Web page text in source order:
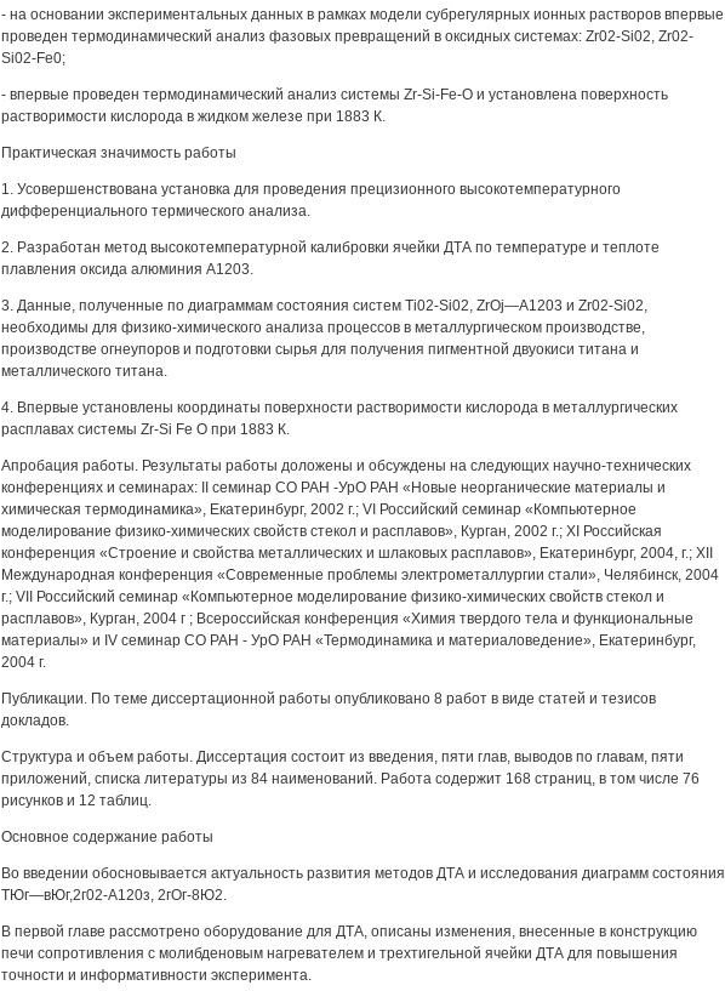
- на основании экспериментальных данных в рамках модели субрегулярных ионных растворов впервые
проведен термодинамический анализ фазовых превращений в оксидных системах: Zr02-Si02, Zr02-
Si02-Fe0;
- впервые проведен термодинамический анализ системы Zr-Si-Fe-О и установлена поверхность
растворимости кислорода в жидком железе при 1883 К.
Практическая значимость работы
1. Усовершенствована установка для проведения прецизионного высокотемпературного
дифференциального термического анализа.
2. Разработан метод высокотемпературной калибровки ячейки ДТА по температуре и теплоте
плавления оксида алюминия А1203.
3. Данные, полученные по диаграммам состояния систем Ti02-Si02, ZrOj—А1203 и Zr02-Si02,
необходимы для физико-химического анализа процессов в металлургическом производстве,
производстве огнеупоров и подготовки сырья для получения пигментной двуокиси титана и
металлического титана.
4. Впервые установлены координаты поверхности растворимости кислорода в металлургических
расплавах системы Zr-Si Fe О при 1883 К.
Апробация работы. Результаты работы доложены и обсуждены на следующих научно-технических
конференциях и семинарах: II семинар СО РАН -УрО РАН «Новые неорганические материалы и
химическая термодинамика», Екатеринбург, 2002 г.; VI Российский семинар «Компьютерное
моделирование физико-химических свойств стекол и расплавов», Курган, 2002 г.; XI Российская
конференция «Строение и свойства металлических и шлаковых расплавов», Екатеринбург, 2004, г.; XII
Международная конференция «Современные проблемы электрометаллургии стали», Челябинск, 2004
г.; VII Российский семинар «Компьютерное моделирование физико-химических свойств стекол и
расплавов», Курган, 2004 г ; Всероссийская конференция «Химия твердого тела и функциональные
материалы» и IV семинар СО РАН - УрО РАН «Термодинамика и материаловедение», Екатеринбург,
2004 г.
Публикации. По теме диссертационной работы опубликовано 8 работ в виде статей и тезисов
докладов.
Структура и объем работы. Диссертация состоит из введения, пяти глав, выводов по главам, пяти
приложений, списка литературы из 84 наименований. Работа содержит 168 страниц, в том числе 76
рисунков и 12 таблиц.
Основное содержание работы
Во введении обосновывается актуальность развития методов ДТА и исследования диаграмм состояния
ТЮг—вЮг,2г02-А120з, 2гОг-8Ю2.
В первой главе рассмотрено оборудование для ДТА, описаны изменения, внесенные в конструкцию
печи сопротивления с молибденовым нагревателем и трехтигельной ячейки ДТА для повышения
точности и информативности эксперимента.